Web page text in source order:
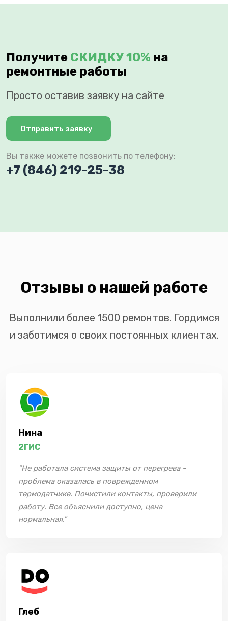
Получите СКИДКУ 10% на
ремонтные работы
Просто оставив заявку на сайте
Отправить заявку
Вы также можете позвонить по телефону:
+7 (846) 219-25-38
Отзывы о нашей работе
Выполнили более 1500 ремонтов. Гордимся
и заботимся о своих постоянных клиентах.
Нина
2ГИС
"Не работала система защиты от перегрева -
проблема оказалась в поврежденном
термодатчике. Почистили контакты, проверили
работу. Все объяснили доступно, цена
нормальная."
Глеб